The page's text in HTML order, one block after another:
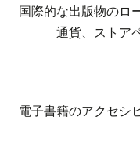
国際的な出版物のロ
通貨、ストア
電子書籍のアクセシ